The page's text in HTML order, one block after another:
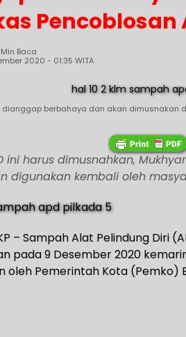
Baca
2020 - 01:35 WITA
dianggap berbahaya dan akan dimusnakan
ini harus dimusnahkan,
digunakan kembali oleh
KP – Sampah Alat Pelindung Diri
pada 9 Desember 2020
oleh Pemerintah Kota (Pemko)